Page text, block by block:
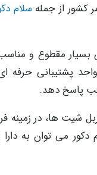
کشور از جمله سلام
را با قیمت های بسیار مقطوع و
پشتیبانی حرفه
پاسخ دهد.
انواع ماربل شیت ها، در
می توان به دارا